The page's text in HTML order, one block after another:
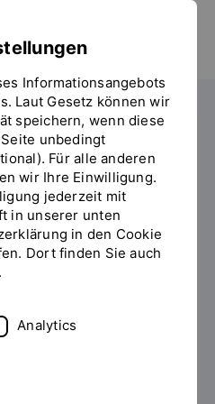
Informationsangebots
Laut Gesetz können wir
speichern, wenn diese
unbedingt
Für alle anderen
wir Ihre Einwilligung.
jederzeit mit
in unserer unten
in den Cookie
Dort finden Sie auch
Analytics